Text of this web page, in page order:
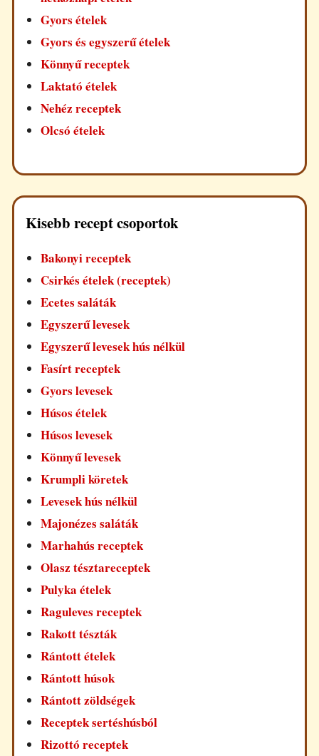
Gyors ételek
Gyors és egyszerű ételek
Könnyű receptek
Laktató ételek
Nehéz receptek
Olcsó ételek
Kisebb recept csoportok
Bakonyi receptek
Csirkés ételek (receptek)
Ecetes saláták
Egyszerű levesek
Egyszerű levesek hús nélkül
Fasírt receptek
Gyors levesek
Húsos ételek
Húsos levesek
Könnyű levesek
Krumpli köretek
Levesek hús nélkül
Majonézes saláták
Marhahús receptek
Olasz tésztareceptek
Pulyka ételek
Raguleves receptek
Rakott tészták
Rántott ételek
Rántott húsok
Rántott zöldségek
Receptek sertéshúsból
Rizottó receptek